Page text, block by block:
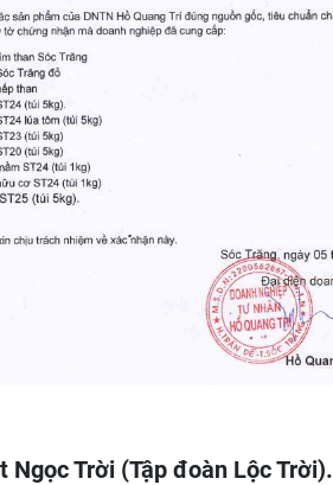
Ngọc Trời (Tập đoàn Lộc Trời).